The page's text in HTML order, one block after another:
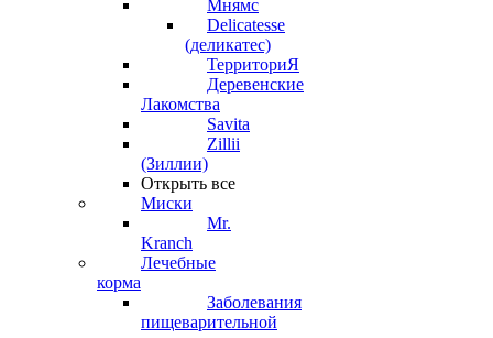
Мнямс
Delicatesse
(деликатес)
ТерриториЯ
Деревенские
Лакомства
Savita
Zillii
(Зиллии)
Открыть все
Миски
Mr.
Kranch
Лечебные
корма
Заболевания
пищеварительной